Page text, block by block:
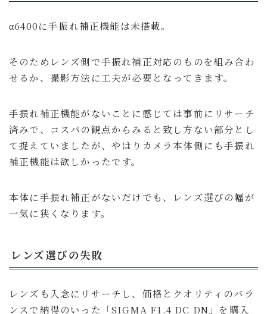
α6400に手振れ補正機能は未搭載。
そのためレンズ側で手振れ補正対応のものを組み合わ
せるか、撮影方法に工夫が必要となってきます。
手振れ補正機能がないことに感じては事前にリサーチ
済みで、コスパの観点からみると致し方ない部分とし
て捉えていましたが、やはりカメラ本体側にも手振れ
補正機能は欲しかったです。
本体に手振れ補正がないだけでも、レンズ選びの幅が
一気に狭くなります。
レンズ選びの失敗
レンズも入念にリサーチし、価格とクオリティのバラ
ンスで納得のいった「SIGMA F1.4 DC DN」を購入